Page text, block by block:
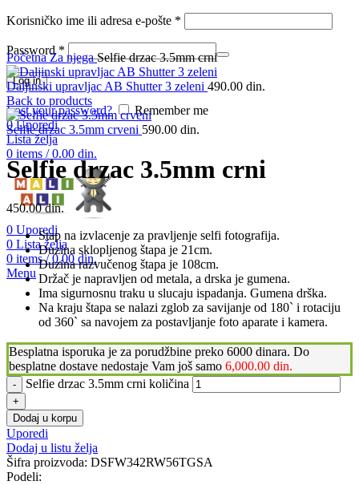
Korisničko ime ili adresa e-pošte *
Password*
Log in
Lost your password?
Remember me
0 Uporedi
Lista želja
0 items / 0.00 din.
0 Uporedi
0 Lista želja
0 items / 0.00din.
Menu
PočetnaZa njegaSelfie drzac 3.5mm crni
Daljinski upravljac AB Shutter 3 zeleni 490.00 din.
Back to products
Selfie drzac 3.5mm crveni 590.00 din.
Selfie drzac 3.5mm crni
450.00din.
Stap na izvlacenje za pravljenje selfi fotografija.
Duzina sklopljenog štapa je 21cm.
Duzina razvučenog štapa je 108cm.
Držač je napravljen od metala, a drska je gumena.
Ima sigurnosnu traku u slucaju ispadanja. Gumena drška.
Na kraju štapa se nalazi zglob za savijanje od 180` i rotaciju
od 360` sa navojem za postavljanje foto aparate i kamera.
Besplatna isporuka je za porudžbine preko 6000 dinara. Do
besplatne dostave nedostaje Vam još samo 6,000.00 din.
Selfie drzac 3.5mm crni količina
Dodaj u korpu
Uporedi
Dodaj u listu želja
Šifra proizvoda: DSFW342RW56TGSA
Podeli: